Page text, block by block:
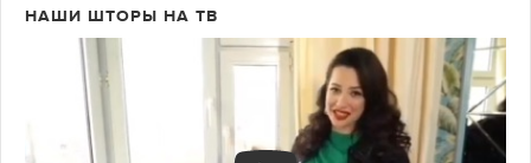
НАШИ ШТОРЫ НА ТВ